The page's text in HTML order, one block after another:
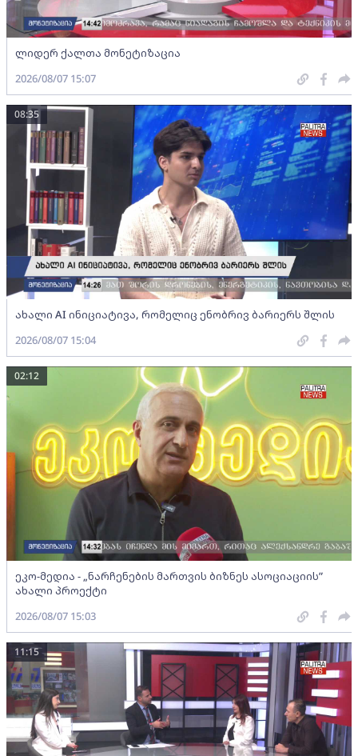
ლიდერ ქალთა მონეტიზაცია
2026/08/07 15:07
ახალი AI ინიციატივა, რომელიც ენობრივ ბარიერს შლის
08:35
2026/08/07 15:04
ეკო-მედია - „ნარჩენების მართვის ბიზნეს ასოციაციის”
ახალი პროექტი
02:12
2026/08/07 15:03
11:15